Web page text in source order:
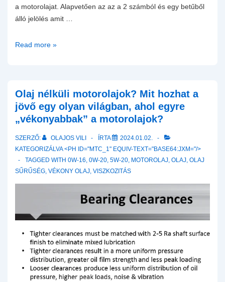
a motorolajat. Alapvetően az az a 2 számból és egy betűből
álló jelölés amit …
Mi
viszkozitás
és
miért
ez
a
mutató
Read more »
Olaj nélküli motorolajok? Mit hozhat a
jövő egy olyan világban, ahol egyre
„vékonyabbak” a motorolajok?
SZERZŐ: OLAJOS VILI ÍRTA
2024.01.02.
KATEGORIZÁLVA <PH ID="MTC_1" EQUIV-TEXT="BASE64:JXM="/>
TAGGED WITH 0W-16, 0W-20, 5W-20, MOTOROLAJ, OLAJ, OLAJ
SŰRŰSÉG, VÉKONY OLAJ, VISZKOZITÁS